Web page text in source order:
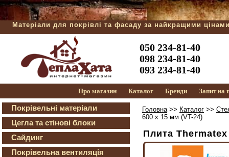
Матеріали для покрівлі та фасаду за найкращими
050 234-81-40
098 234-81-40
093 234-81-40
Про магазин Каталог Бренди Запит на
Покрівельні матеріали
Цегла та стінові блоки
Сайдинг
Покрівельна вентиляція
Головна>> Каталог >>
600 х 15 мм (VT-24)
Плита